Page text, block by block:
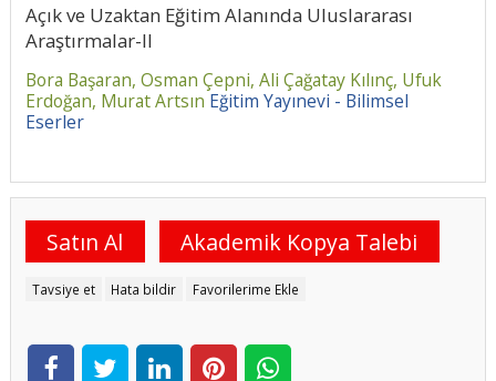
Açık ve Uzaktan Eğitim Alanında Uluslararası
Araştırmalar-II
Bora Başaran, Osman Çepni, Ali Çağatay Kılınç, Ufuk
Erdoğan, Murat Artsın Eğitim Yayınevi - Bilimsel
Eserler
Satın Al Akademik Kopya Talebi
Tavsiye et Hata bildir Favorilerime Ekle